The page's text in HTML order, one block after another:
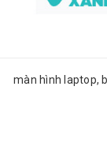
màn hình laptop,